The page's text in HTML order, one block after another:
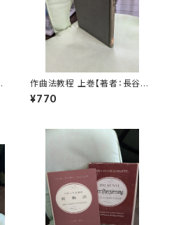
作曲法教程 上巻【著者：長谷川
良夫】出版社：音楽之友社 1953
年
¥770